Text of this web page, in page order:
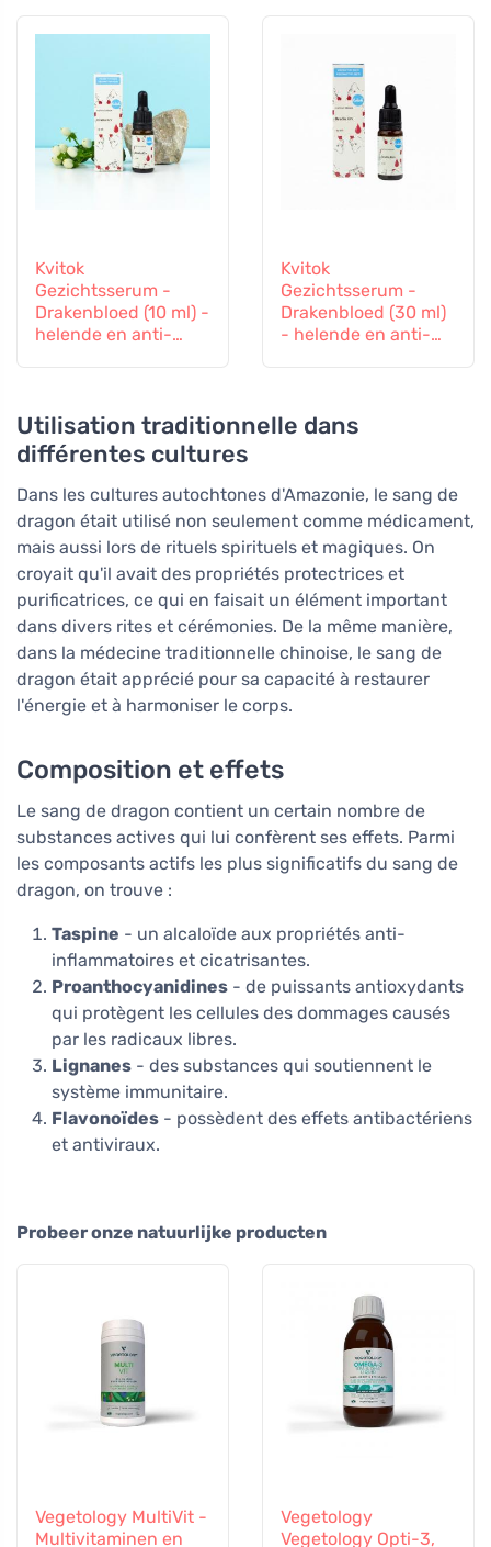
Kvitok
Gezichtsserum -
Drakenbloed (10 ml) -
helende en anti-
Kvitok
Gezichtsserum -
Drakenbloed (30 ml)
- helende en anti-
Utilisation traditionnelle dans
différentes cultures
Dans les cultures autochtones d'Amazonie, le sang de
dragon était utilisé non seulement comme médicament,
mais aussi lors de rituels spirituels et magiques. On
croyait qu'il avait des propriétés protectrices et
purificatrices, ce qui en faisait un élément important
dans divers rites et cérémonies. De la même manière,
dans la médecine traditionnelle chinoise, le sang de
dragon était apprécié pour sa capacité à restaurer
l'énergie et à harmoniser le corps.
Composition et effets
Le sang de dragon contient un certain nombre de
substances actives qui lui confèrent ses effets. Parmi
les composants actifs les plus significatifs du sang de
dragon, on trouve :
Taspine - un alcaloïde aux propriétés anti-
inflammatoires et cicatrisantes.
Proanthocyanidines - de puissants antioxydants
qui protègent les cellules des dommages causés
par les radicaux libres.
Lignanes - des substances qui soutiennent le
système immunitaire.
Flavonoïdes - possèdent des effets antibactériens
et antiviraux.
Probeer onze natuurlijke producten
Vegetology MultiVit -
Multivitaminen en
Vegetology
Vegetology Opti-3,